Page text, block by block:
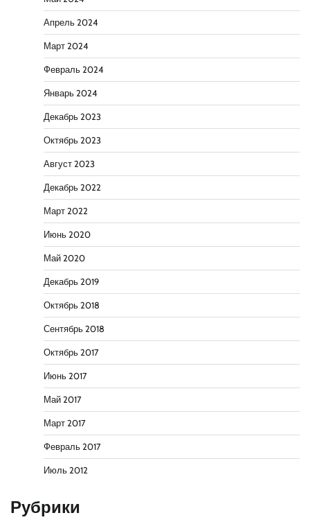
Апрель 2024
Март 2024
Февраль 2024
Январь 2024
Декабрь 2023
Октябрь 2023
Август 2023
Декабрь 2022
Март 2022
Июнь 2020
Май 2020
Декабрь 2019
Октябрь 2018
Сентябрь 2018
Октябрь 2017
Июнь 2017
Май 2017
Март 2017
Февраль 2017
Июль 2012
Рубрики